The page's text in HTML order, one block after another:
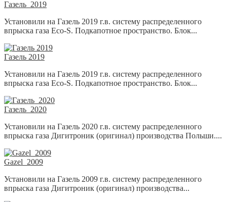
Газель_2019
Установили на Газель 2019 г.в. систему распределенного
впрыска газа Eco-S. Подкапотное пространство. Блок...
Газель 2019
Установили на Газель 2019 г.в. систему распределенного
впрыска газа Eco-S. Подкапотное пространство. Блок...
Газель_2020
Установили на Газель 2020 г.в. систему распределенного
впрыска газа Дигитроник (оригинал) производства Польши....
Gazel_2009
Установили на Газель 2009 г.в. систему распределенного
впрыска газа Дигитроник (оригинал) производства...